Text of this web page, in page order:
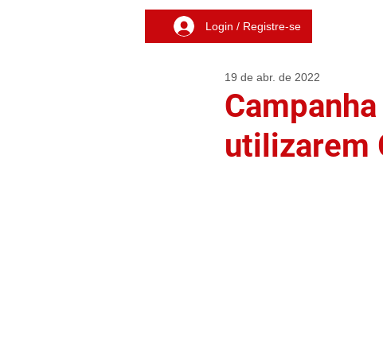
Login / Registre-se
utilizarem
19 de abr. de 2022